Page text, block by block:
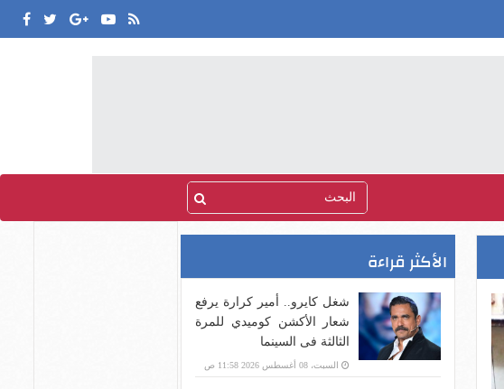
الأكثر قراءة
شغل كايرو.. أمير كرارة يرفع
شعار الأكشن كوميدي للمرة
الثالثة فى السينما
السبت، 08 أغسطس 2026 11:58 ص